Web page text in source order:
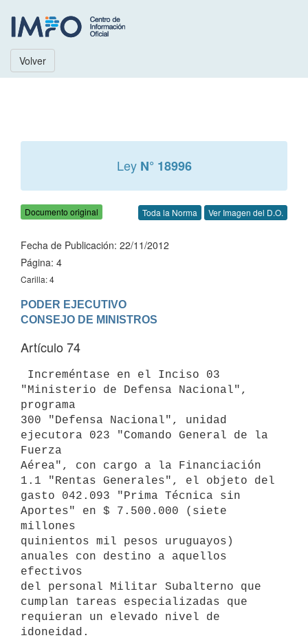
Volver
Ley N° 18996
Documento original Toda la Norma Ver Imagen del D.O.
Fecha de Publicación: 22/11/2012
Página: 4
Carilla: 4
PODER EJECUTIVO
Artículo 74
"Ministerio de Defensa Nacional",
programa
300 "Defensa Nacional", unidad
ejecutora 023 "Comando General de la
Fuerza
Aérea", con cargo a la Financiación
1.1 "Rentas Generales", el objeto del
gasto 042.093 "Prima Técnica sin
Aportes" en $ 7.500.000 (siete
millones
quinientos mil pesos uruguayos)
anuales con destino a aquellos
efectivos
del personal Militar Subalterno que
cumplan tareas especializadas que
requieran un elevado nivel de
idoneidad.